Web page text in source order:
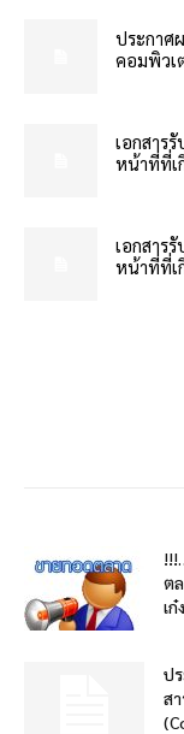
ประกาศ
คอมพิวเ
เอกสาร
หน้าที่ที่เ
เอกสาร
หน้าที่ที่เ
ต
เก๋
ป
ส